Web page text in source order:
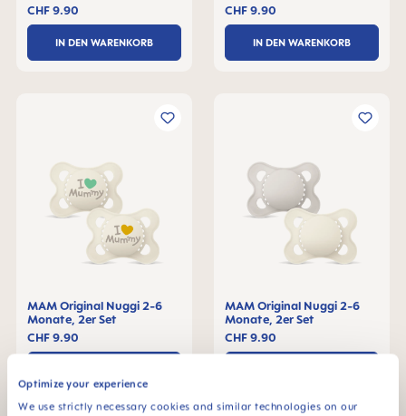
Optimize your experience
We use strictly necessary cookies and similar technologies on our
CHF 9.90
IN DEN WARENKORB
CHF 9.90
IN DEN WARENKORB
MAM Original Nuggi 2-6
Monate, 2er Set
CHF 9.90
MAM Original Nuggi 2-6
Monate, 2er Set
CHF 9.90